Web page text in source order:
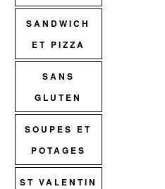
SANDWICH
ET PIZZA
SANS
GLUTEN
SOUPES ET
POTAGES
ST VALENTIN